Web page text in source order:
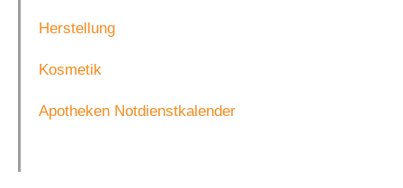
Herstellung
Kosmetik
Apotheken Notdienstkalender